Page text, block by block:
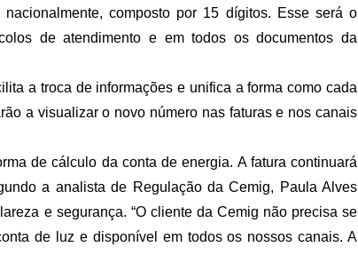
composto por 15 dígitos. Esse será o
de atendimento e em todos os documentos da
a troca de informações e unifica a forma como cada
a visualizar o novo número nas faturas e nos canais
de cálculo da conta de energia. A fatura continuará
a analista de Regulação da Cemig, Paula Alves
e segurança. “O cliente da Cemig não precisa se
de luz e disponível em todos os nossos canais. A